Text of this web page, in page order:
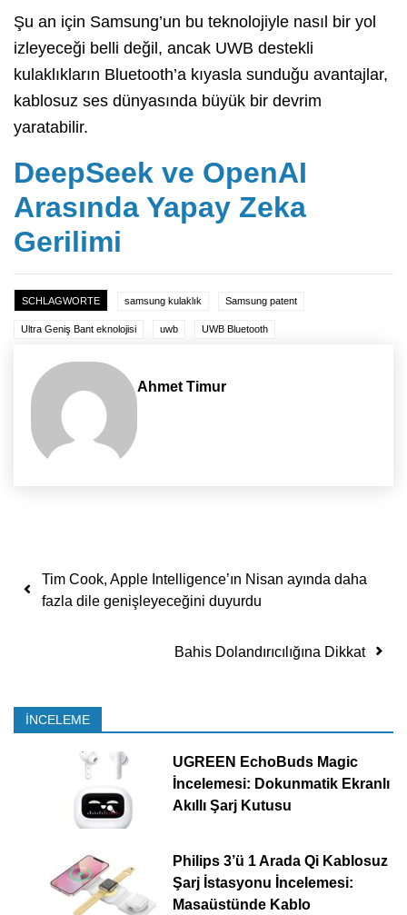
Şu an için Samsung’un bu teknolojiyle nasıl bir yol
izleyeceği belli değil, ancak UWB destekli
kulaklıkların Bluetooth’a kıyasla sunduğu avantajlar,
kablosuz ses dünyasında büyük bir devrim
yaratabilir.
DeepSeek ve OpenAI
Arasında Yapay Zeka
Gerilimi
SCHLAGWORTE samsung kulaklık Samsung patent
Ultra Geniş Bant eknolojisi uwb UWB Bluetooth
Ahmet Timur
Yazı dolaşımı
Tim Cook, Apple Intelligence’ın Nisan ayında daha
fazla dile genişleyeceğini duyurdu
Bahis Dolandırıcılığına Dikkat
İNCELEME
UGREEN EchoBuds Magic
İncelemesi: Dokunmatik Ekranlı
Akıllı Şarj Kutusu
Philips 3’ü 1 Arada Qi Kablosuz
Şarj İstasyonu İncelemesi:
Masaüstünde Kablo